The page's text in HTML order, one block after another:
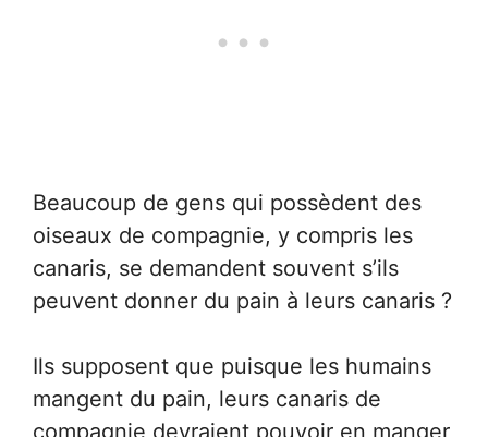
Beaucoup de gens qui possèdent des
oiseaux de compagnie, y compris les
canaris, se demandent souvent s’ils
peuvent donner du pain à leurs canaris ?
Ils supposent que puisque les humains
mangent du pain, leurs canaris de
compagnie devraient pouvoir en manger